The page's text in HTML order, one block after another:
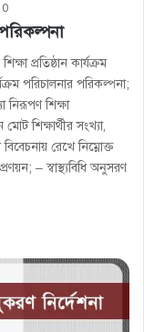
প্রতিষ্ঠান কার্যক্রম
পরিচালনার পরিকল্পনা;
নিরূপণ শিক্ষা
শিক্ষার্থীর সংখ্যা,
রেখে নিম্নোক্ত
– স্বাস্থ্যবিধি অনুসরণ